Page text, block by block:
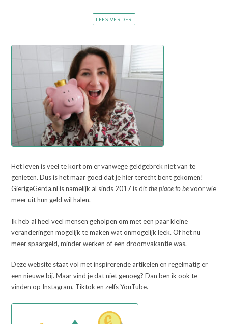
LEES VERDER
Het leven is veel te kort om er vanwege geldgebrek niet van te
genieten. Dus is het maar goed dat je hier terecht bent gekomen!
GierigeGerda.nl is namelijk al sinds 2017 is ditthe place to bevoor wie
meer uit hun geld wil halen.
Ik heb al heel veel mensen geholpen om met een paar kleine
veranderingen mogelijk te maken wat onmogelijk leek. Of het nu
meer spaargeld, minder werken of een droomvakantie was.
Deze website staat vol met inspirerende artikelen en regelmatig er
een nieuwe bij. Maar vind je dat niet genoeg? Dan ben ik ook te
vinden op Instagram, Tiktok en zelfs YouTube.